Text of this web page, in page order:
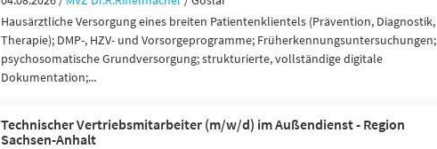
Hausärztliche Versorgung eines breiten Patientenklientels (Prävention, Diagnostik,
Therapie); DMP-, HZV- und Vorsorgeprogramme; Früherkennungsuntersuchungen;
psychosomatische Grundversorgung; strukturierte, vollständige digitale
Dokumentation;...
Technischer Vertriebsmitarbeiter (m/w/d) im Außendienst - Region
Sachsen-Anhalt